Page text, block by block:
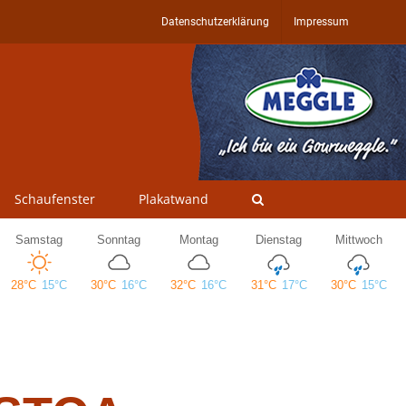
Datenschutzerklärung Impressum
Schaufenster Plakatwand